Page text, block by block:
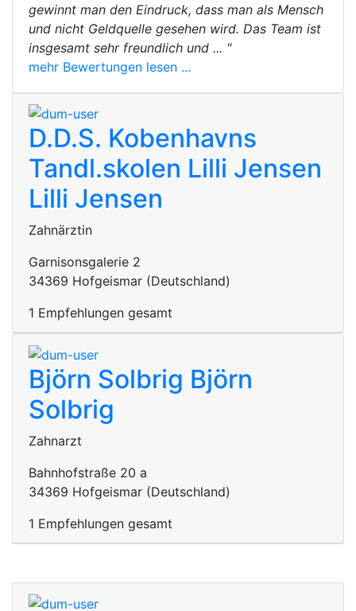
gewinnt man den Eindruck, dass man als Mensch
und nicht Geldquelle gesehen wird. Das Team ist
insgesamt sehr freundlich und ... "
mehr Bewertungen lesen ...
D.D.S. Kobenhavns
Tandl.skolen Lilli Jensen
Lilli Jensen
Zahnärztin
Garnisonsgalerie 2
34369 Hofgeismar (Deutschland)
1 Empfehlungen gesamt
Björn Solbrig Björn
Solbrig
Zahnarzt
Bahnhofstraße 20 a
34369 Hofgeismar (Deutschland)
1 Empfehlungen gesamt